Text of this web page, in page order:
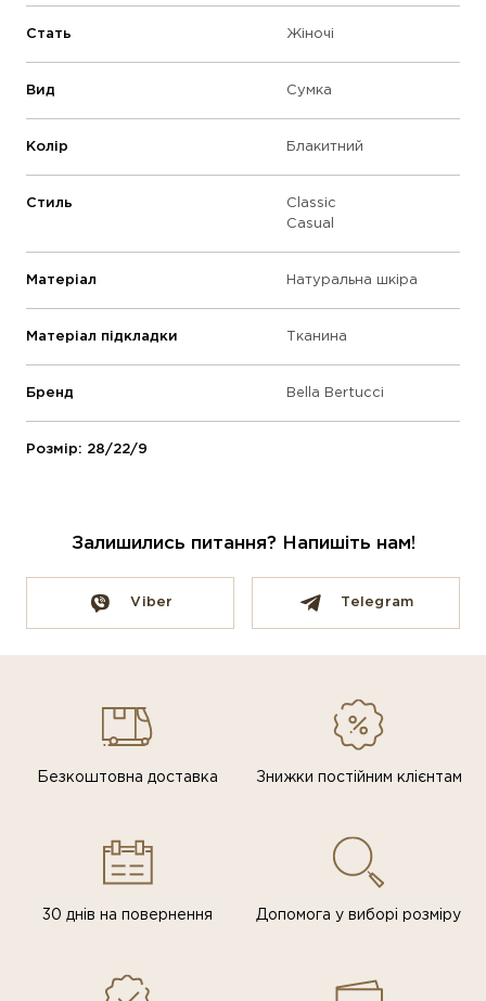
Стать Жіночі
Вид Сумка
Колір Блакитний
Стиль
Classic
Casual
Матеріал Натуральна шкіра
Матеріал підкладки Тканина
Бренд Bella Bertucci
Розмір: 28/22/9
Залишились питання? Напишіть нам!
Viber Telegram
Безкоштовна доставка Знижки постiйним клiєнтам
30 днів на повернення Допомога у виборі розміру